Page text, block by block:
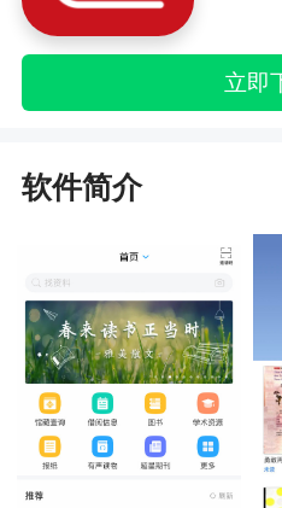
立即
软件简介